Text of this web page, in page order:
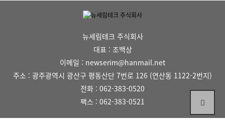
뉴세림테크 주식회사
대표 : 조백상
이메일 : newserim@hanmail.net
주소 : 광주광역시 광산구 평동산단 7번로 126 (연산동 1122-2번지)
전화 : 062-383-0520
팩스 : 062-383-0521